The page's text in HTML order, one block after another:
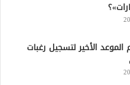
الأخير لتسجيل رغبات